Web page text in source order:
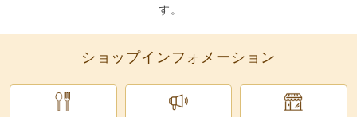
す。
ショップインフォメーション